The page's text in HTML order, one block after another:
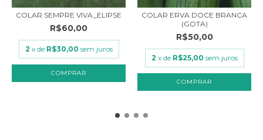
COLAR SEMPRE VIVA_ELIPSE
R$60,00
2 x de R$30,00 sem juros
COLAR ERVA DOCE BRANCA
(GOTA)
R$50,00
2 x de R$25,00 sem juros